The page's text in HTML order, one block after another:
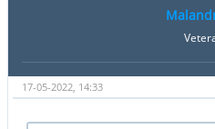
17-05-2022, 14:33